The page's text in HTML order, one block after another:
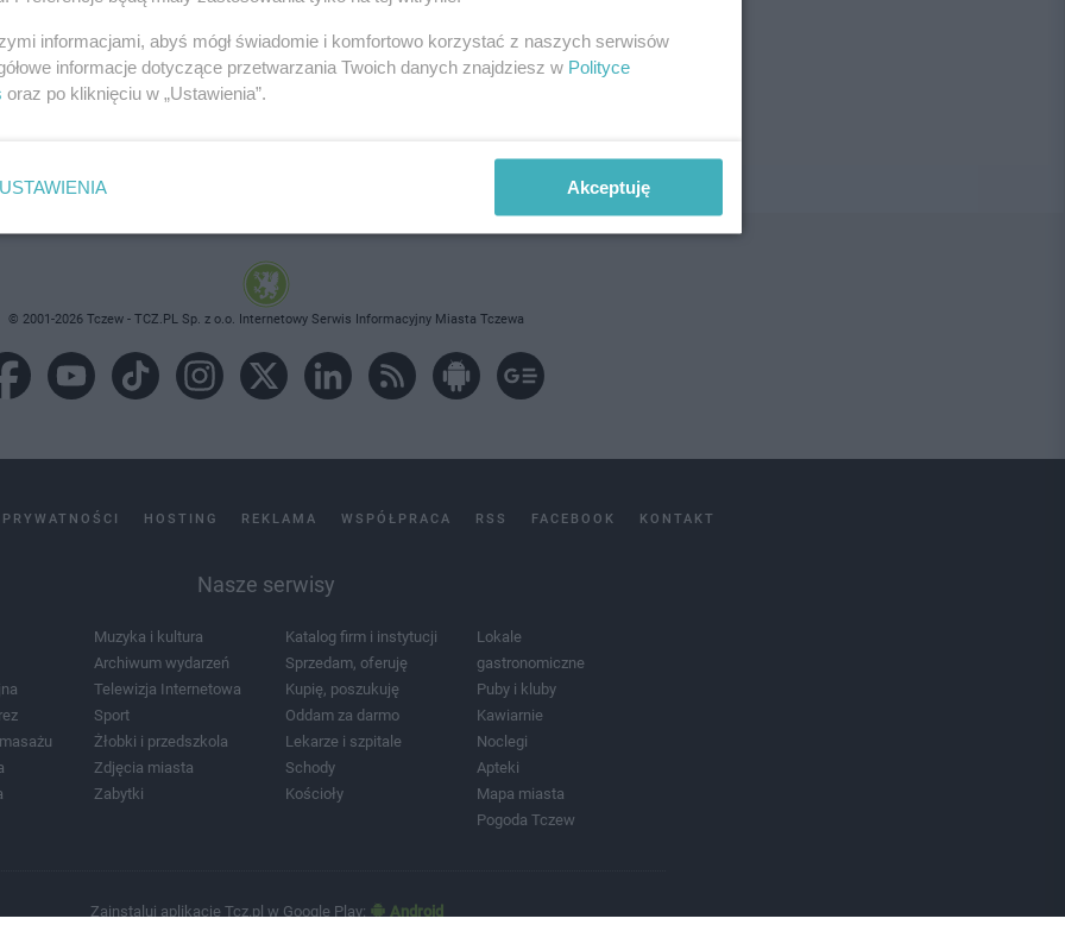
© 2001-2026 Tczew - TCZ.PL Sp. z o.o. Internetowy Serwis Informacyjny Miasta Tczewa
HOSTING REKLAMA WSPÓŁPRACA RSS FACEBOOK KONTAKT
Nasze serwisy
Muzyka i kultura
Archiwum wydarzeń
Telewizja Internetowa
Sport
Żłobki i przedszkola
Zdjęcia miasta
Zabytki
Katalog firm i instytucji
Sprzedam, oferuję
Kupię, poszukuję
Oddam za darmo
Lekarze i szpitale
Schody
Kościoły
Lokale
gastronomiczne
Puby i kluby
Kawiarnie
Noclegi
Apteki
Mapa miasta
Pogoda Tczew
Zainstaluj aplikację Tcz.pl w Google Play: Android
informacjami, abyś mógł świadomie i komfortowo korzystać z naszych serwisów
informacje dotyczące przetwarzania Twoich danych znajdziesz w Polityce
oraz po kliknięciu w „Ustawienia”.
USTAWIENIA Akceptuję